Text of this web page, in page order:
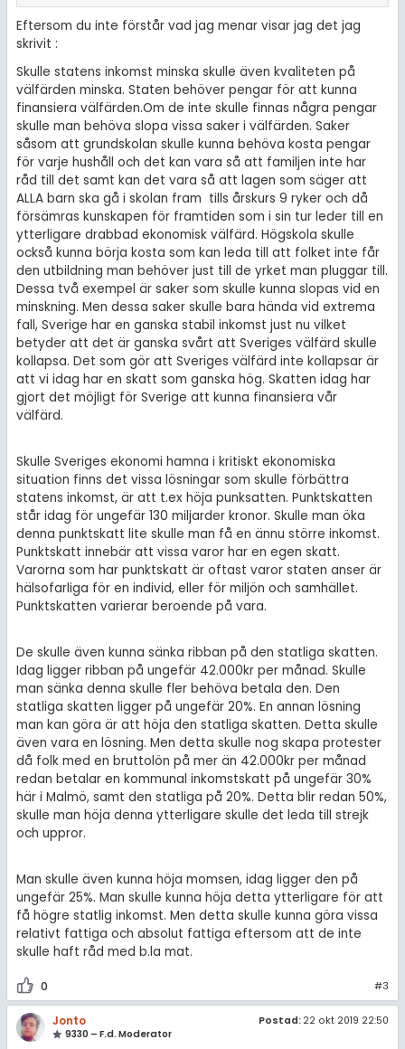
Eftersom du inte förstår vad jag menar visar jag det jag
skrivit :
Skulle statens inkomst minska skulle även kvaliteten på
välfärden minska. Staten behöver pengar för att kunna
finansiera välfärden.Om de inte skulle finnas några pengar
skulle man behöva slopa vissa saker i välfärden. Saker
såsom att grundskolan skulle kunna behöva kosta pengar
för varje hushåll och det kan vara så att familjen inte har
råd till det samt kan det vara så att lagen som säger att
ALLA barn ska gå i skolan fram tills årskurs 9 ryker och då
försämras kunskapen för framtiden som i sin tur leder till en
ytterligare drabbad ekonomisk välfärd. Högskola skulle
också kunna börja kosta som kan leda till att folket inte får
den utbildning man behöver just till de yrket man pluggar till.
Dessa två exempel är saker som skulle kunna slopas vid en
minskning. Men dessa saker skulle bara hända vid extrema
fall, Sverige har en ganska stabil inkomst just nu vilket
betyder att det är ganska svårt att Sveriges välfärd skulle
kollapsa. Det som gör att Sveriges välfärd inte kollapsar är
att vi idag har en skatt som ganska hög. Skatten idag har
gjort det möjligt för Sverige att kunna finansiera vår
välfärd.
Skulle Sveriges ekonomi hamna i kritiskt ekonomiska
situation finns det vissa lösningar som skulle förbättra
statens inkomst, är att t.ex höja punksatten. Punktskatten
står idag för ungefär 130 miljarder kronor. Skulle man öka
denna punktskatt lite skulle man få en ännu större inkomst.
Punktskatt innebär att vissa varor har en egen skatt.
Varorna som har punktskatt är oftast varor staten anser är
hälsofarliga för en individ, eller för miljön och samhället.
Punktskatten varierar beroende på vara.
De skulle även kunna sänka ribban på den statliga skatten.
Idag ligger ribban på ungefär 42.000kr per månad. Skulle
man sänka denna skulle fler behöva betala den. Den
statliga skatten ligger på ungefär 20%. En annan lösning
man kan göra är att höja den statliga skatten. Detta skulle
även vara en lösning. Men detta skulle nog skapa protester
då folk med en bruttolön på mer än 42.000kr per månad
redan betalar en kommunal inkomstskatt på ungefär 30%
här i Malmö, samt den statliga på 20%. Detta blir redan 50%,
skulle man höja denna ytterligare skulle det leda till strejk
och uppror.
Man skulle även kunna höja momsen, idag ligger den på
ungefär 25%. Man skulle kunna höja detta ytterligare för att
få högre statlig inkomst. Men detta skulle kunna göra vissa
relativt fattiga och absolut fattiga eftersom att de inte
skulle haft råd med b.la mat.
0 #3
Jonto
9330 – F.d. Moderator
Postad: 22 okt 2019 22:50